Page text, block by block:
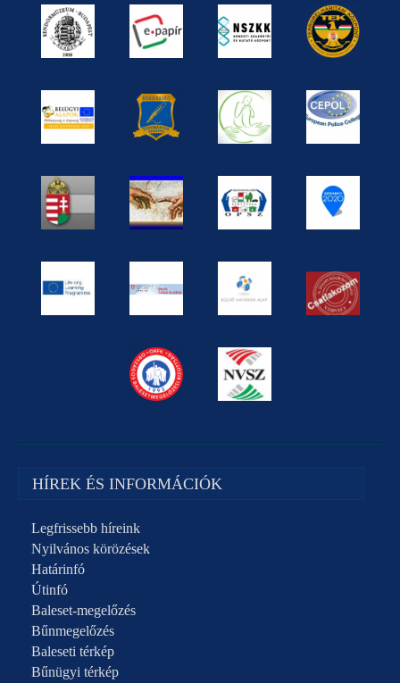
HÍREK ÉS INFORMÁCIÓK
Legfrissebb híreink
Nyilvános körözések
Határinfó
Útinfó
Baleset-megelőzés
Bűnmegelőzés
Baleseti térkép
Bűnügyi térkép